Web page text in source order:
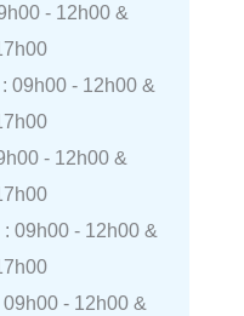
- 12h00 &
09h00 - 12h00 &
- 12h00 &
09h00 - 12h00 &
- 12h00 &